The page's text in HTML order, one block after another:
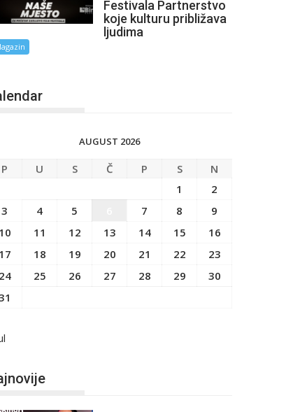
Festivala Partnerstvo
koje kulturu približava
ljudima
AUGUST 2026
P U S Č P S
N
1
2
3
4 5 7 8
9
10
11 12 13 14 15
16
17
18 19 20 21 22
23
24
25 26 27 28 29
30